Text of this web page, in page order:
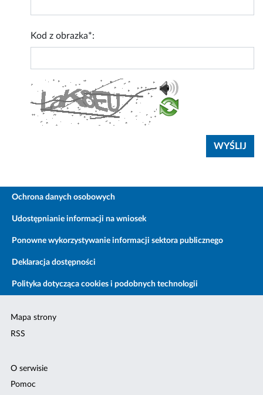
Kod z obrazka*:
Ochrona danych osobowych
Udostępnianie informacji na wniosek
Ponowne wykorzystywanie informacji sektora publicznego
Deklaracja dostępności
Polityka dotycząca cookies i podobnych technologii
Mapa strony
RSS
O serwisie
Pomoc